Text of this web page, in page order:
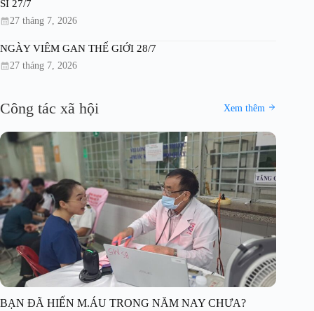
SĨ 27/7
27 tháng 7, 2026
NGÀY VIÊM GAN THẾ GIỚI 28/7
27 tháng 7, 2026
Công tác xã hội Xem thêm
BẠN ĐÃ HIẾN M.ÁU TRONG NĂM NAY CHƯA?